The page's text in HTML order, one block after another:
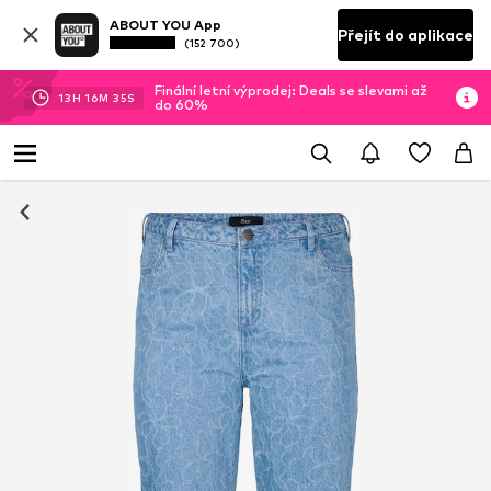
ABOUT YOU App
(152 700) Přejít do aplikace
13H 16M 34S
Finální letní výprodej: Deals se slevami až
do 60%